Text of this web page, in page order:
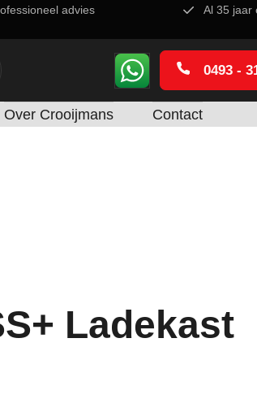
advies Al 35 jaar
0493 -
Over Crooijmans Contact
Ladekast